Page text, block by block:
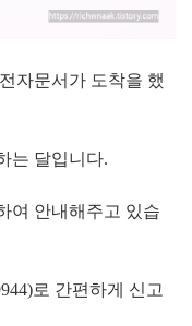
자문서가 도착을 했
는 달입니다.
여 안내해주고 있습
로 간편하게 신고